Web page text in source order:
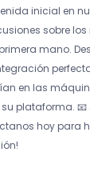
inicial en
sobre los
mano.
en las
plataforma.
hoy para